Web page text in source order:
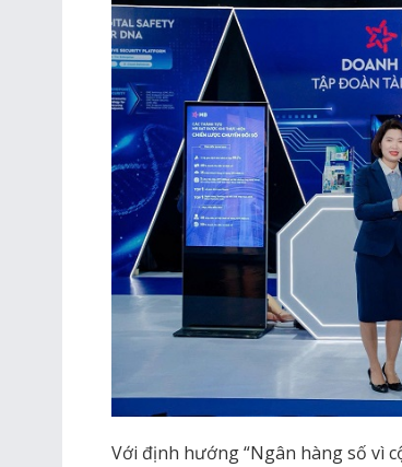
Với định hướng “Ngân hàng số vì